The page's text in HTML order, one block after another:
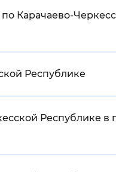
Карачаево-
Республике
Республике в